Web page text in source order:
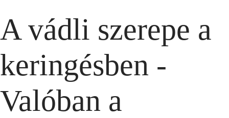
A vádli szerepe a
keringésben -
Valóban a